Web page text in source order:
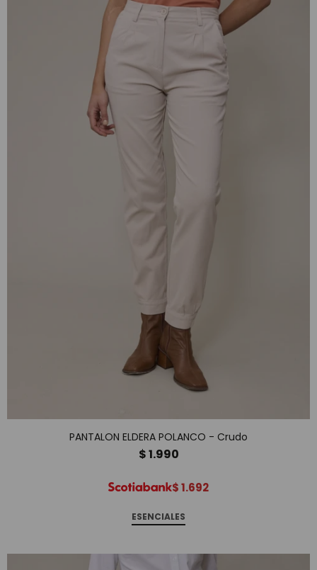
PANTALON ELDERA POLANCO - Crudo
$1.990
$1.692
ESENCIALES